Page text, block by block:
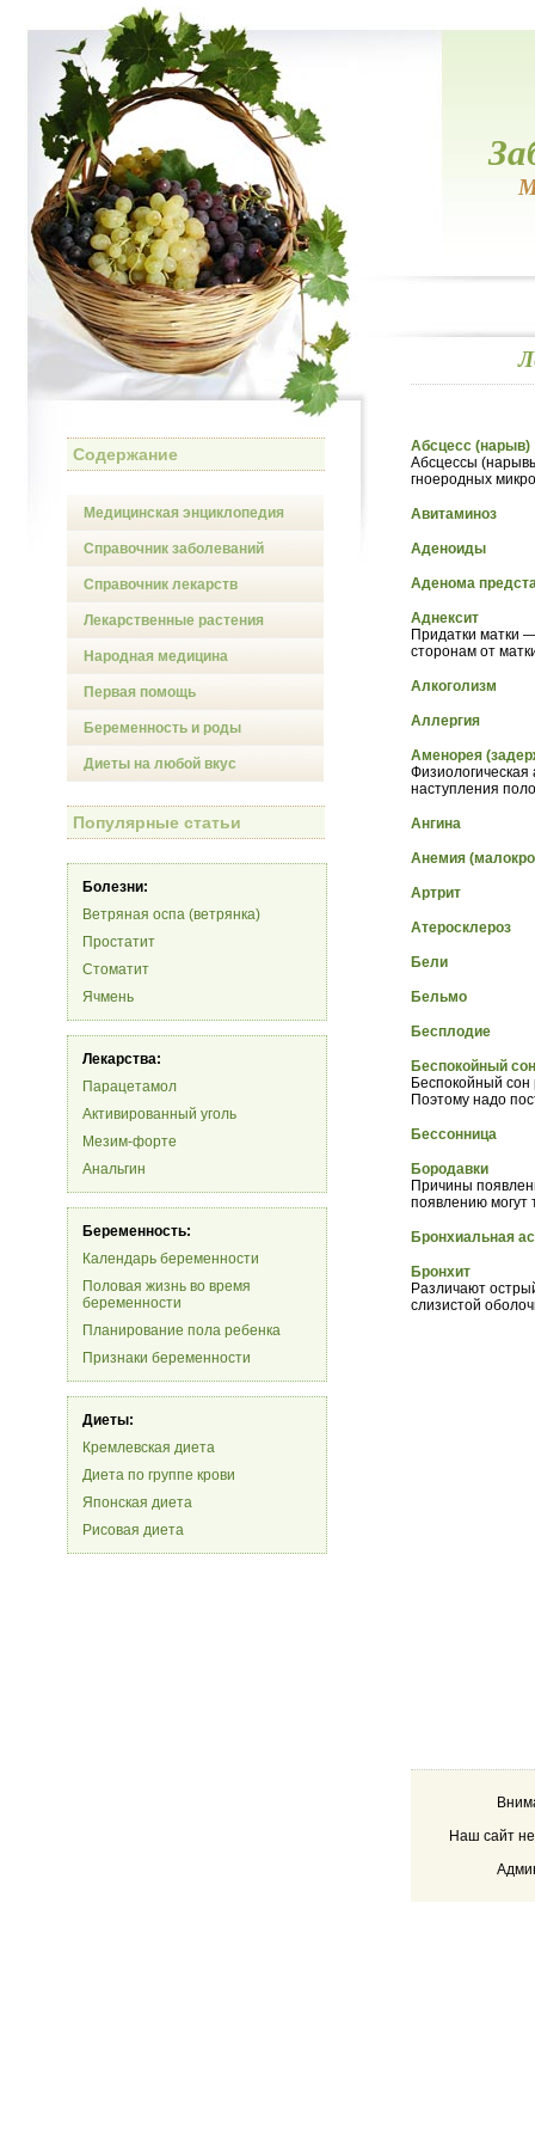
Содержание
Медицинская энциклопедия
Справочник заболеваний
Справочник лекарств
Лекарственные растения
Народная медицина
Первая помощь
Беременность и роды
Диеты на любой вкус
Популярные статьи
Болезни:
Ветряная оспа (ветрянка)
Простатит
Стоматит
Ячмень
Лекарства:
Парацетамол
Активированный уголь
Мезим-форте
Анальгин
Беременность:
Календарь беременности
Половая жизнь во время
беременности
Планирование пола ребенка
Признаки беременности
Диеты:
Кремлевская диета
Диета по группе крови
Японская диета
Рисовая диета
Абсцесс (нарыв)
Абсцессы
гноеродных
Авитаминоз
Аденоиды
Аденома
Аднексит
Придатки матки
сторонам от
Алкоголизм
Аллергия
Аменорея
наступления
Ангина
Анемия
Артрит
Атеросклероз
Бели
Бельмо
Бесплодие
Беспокойный
Беспокойный сон
Поэтому надо
Бессонница
Бородавки
Причины
появлению
Бронхиальная
Бронхит
Различают
слизистой
Наш сайт